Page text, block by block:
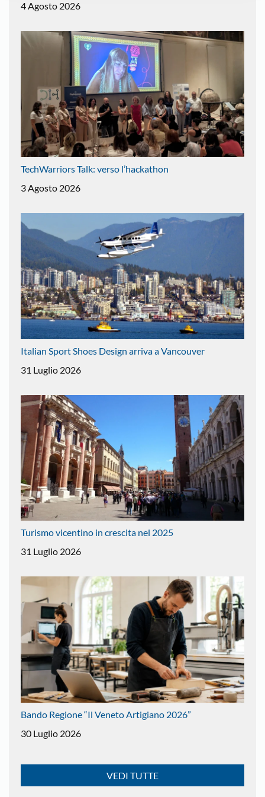
4 Agosto 2026
TechWarriors Talk: verso l’hackathon
3 Agosto 2026
Italian Sport Shoes Design arriva a Vancouver
31 Luglio 2026
Turismo vicentino in crescita nel 2025
31 Luglio 2026
Bando Regione “Il Veneto Artigiano 2026”
30 Luglio 2026
VEDI TUTTE